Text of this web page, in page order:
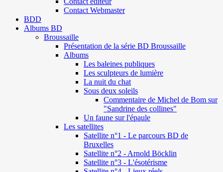
Contact Webmaster
BDD
Albums BD
Broussaille
Présentation de la série BD Broussaille
Albums
Les baleines publiques
Les sculpteurs de lumière
La nuit du chat
Sous deux soleils
Commentaire de Michel de Bom sur
"Sandrine des collines"
Un faune sur l'épaule
Les satellites
Satellite n°1 - Le parcours BD de
Bruxelles
Satellite n°2 - Arnold Böcklin
Satellite n°3 - L'ésotérisme